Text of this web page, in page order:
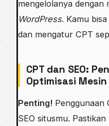
mengelolanya dengan
WordPress. Kamu
dan mengatur CPT
CPT dan SEO:
Optimisasi
Penting! Penggunaan
SEO situsmu.